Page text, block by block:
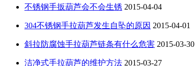
不锈钢手扳葫芦会不会生锈 2015-04-04
304不锈钢手拉葫芦发生自坠的原因 2015-04-01
斜拉防腐蚀手拉葫芦链条有什么危害 2015-03-30
洁净式手拉葫芦的维护方法 2015-03-27